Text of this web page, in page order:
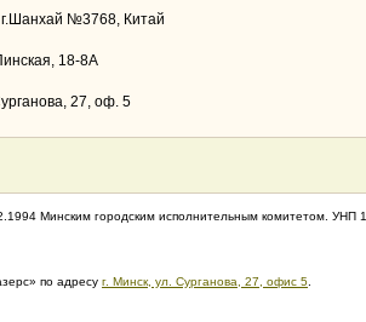
№3768, Китай
18-8А
27, оф. 5
Минским городским исполнительным комитетом. УНП
по адресу г. Минск, ул. Сурганова, 27, офис 5